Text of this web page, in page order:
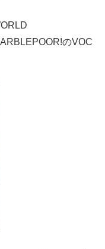
のVOC